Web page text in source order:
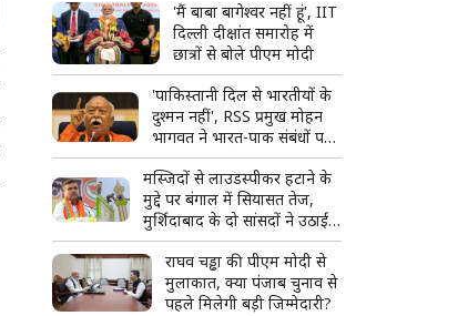
'मैं बाबा बागेश्वर नहीं हूं', IIT
दिल्ली दीक्षांत समारोह में
छात्रों से बोले पीएम मोदी
'पाकिस्तानी दिल से भारतीयों के
दुश्मन नहीं', RSS प्रमुख मोहन
भागवत ने भारत-पाक संबंधों पर
दिया बड़ा बयान
मस्जिदों से लाउडस्पीकर हटाने के
मुद्दे पर बंगाल में सियासत तेज,
मुर्शिदाबाद के दो सांसदों ने उठाई
आवाज, शुभेंदु अधिकारी से मिले
राघव चड्ढा की पीएम मोदी से
मुलाकात, क्या पंजाब चुनाव से
पहले मिलेगी बड़ी जिम्मेदारी?